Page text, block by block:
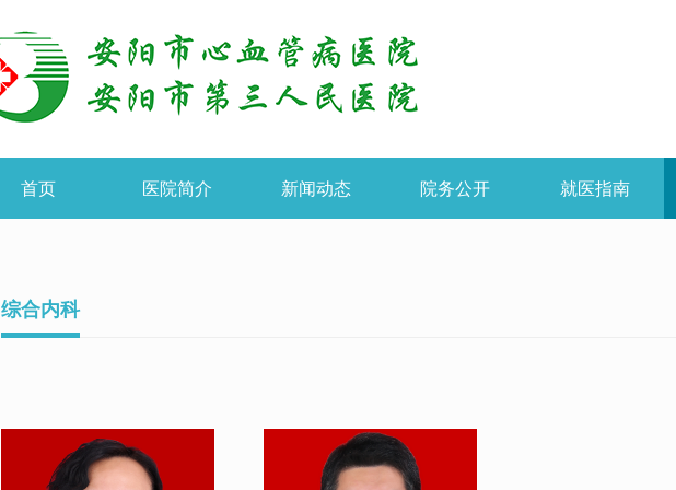
首页 医院简介 新闻动态 院务公开 就医指南
综合内科